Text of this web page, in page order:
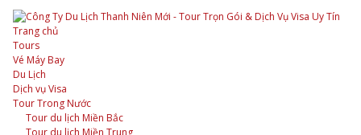
Trang chủ
Tours
Vé Máy Bay
Du Lịch
Dịch vụ Visa
Tour Trong Nước
Tour du lịch Miền Bắc
Tour du lịch Miền Trung